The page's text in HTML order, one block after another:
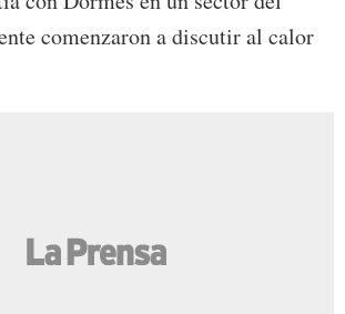
comenzaron a discutir al calor